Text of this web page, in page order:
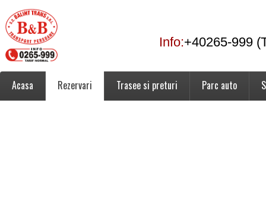
Info:+40265-999
Acasa Rezervari Trasee si preturi Parc auto